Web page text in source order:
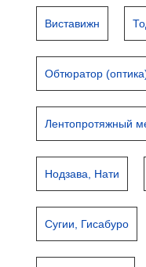
Виставижн
Обтюратор
Лентопротяжный
Нодзава, Нати
Сугии, Гисабуро